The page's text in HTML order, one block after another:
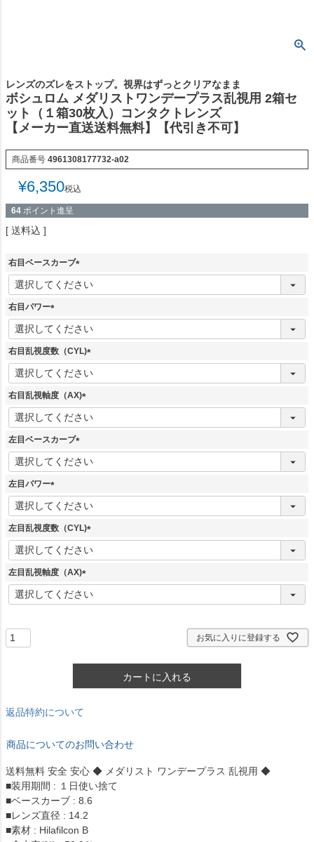
レンズのズレをストップ。視界はずっとクリアなまま
ボシュロム メダリストワンデープラス乱視用 2箱セ
ット（１箱30枚入）コンタクトレンズ
【メーカー直送送料無料】【代引き不可】
商品番号 4961308177732-a02
¥6,350税込
64 ポイント進呈
送料込
右目ベースカーブ
(
必
右目パワー
(
必
須
右目乱視度数（CYL)
(
必
右目乱視軸度（AX)
(
必
左目ベースカーブ
(
必
左目パワー
(
必
須
左目乱視度数（CYL)
(
必
左目乱視軸度（AX)
(
必
お気に入りに登録する
カートに入れる
返品特約について
商品についてのお問い合わせ
送料無料 安全 安心 ◆ メダリスト ワンデープラス 乱視用 ◆
■装用期間 : １日使い捨て
■ベースカーブ : 8.6
■レンズ直径 : 14.2
■素材 : Hilafilcon B